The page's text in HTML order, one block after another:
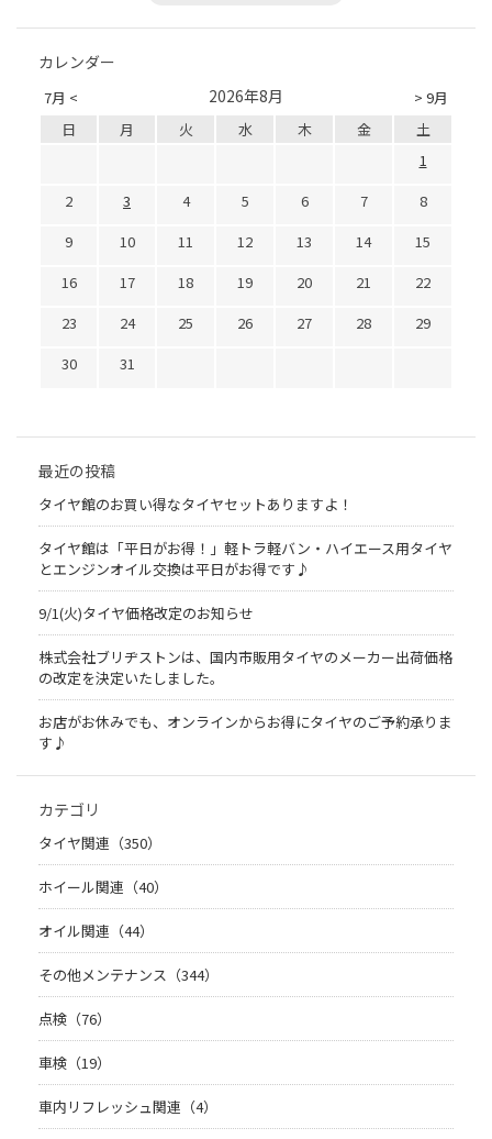
カレンダー
7月 < > 9月
2026年8月
日 月 火 水 木 金
土
1
2
3 4 5 6 7
8
9
10 11 12 13 14
15
16
17 18 19 20 21
22
23
24 25 26 27 28
29
30
31
最近の投稿
タイヤ館のお買い得なタイヤセットありますよ！
タイヤ館は「平日がお得！」軽トラ軽バン・ハイエース用タイヤ
とエンジンオイル交換は平日がお得です♪
9/1(火)タイヤ価格改定のお知らせ
株式会社ブリヂストンは、国内市販用タイヤのメーカー出荷価格
の改定を決定いたしました。
お店がお休みでも、オンラインからお得にタイヤのご予約承りま
す♪
カテゴリ
タイヤ関連（350）
ホイール関連（40）
オイル関連（44）
その他メンテナンス（344）
点検（76）
車検（19）
車内リフレッシュ関連（4）